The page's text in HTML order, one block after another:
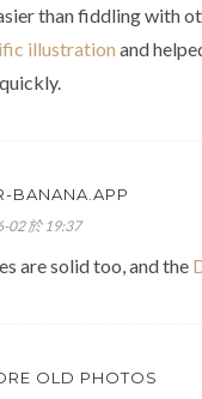
than fiddling with
illustration and
BANANA.APP
02 於 19:37
are solid too, and the
OLD PHOTOS